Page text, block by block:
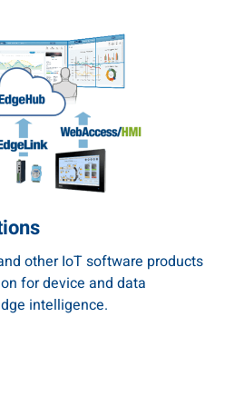
other IoT software products
for device and data
intelligence.